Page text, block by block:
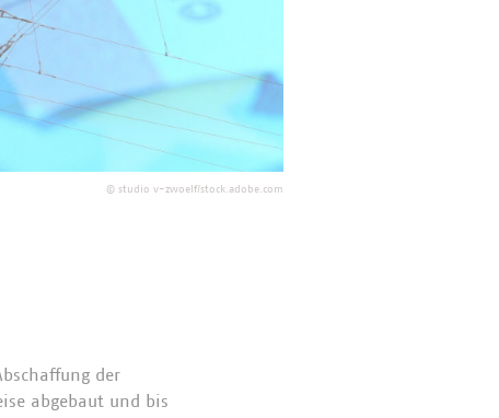
© studio v-zwoelf/stock.adobe.com
der
abgebaut und bis